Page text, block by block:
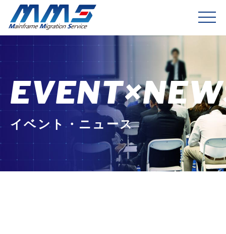
イベント・ニュース